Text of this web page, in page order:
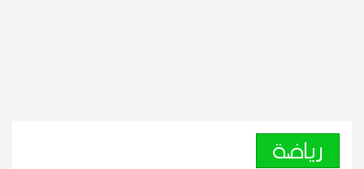
رياضة